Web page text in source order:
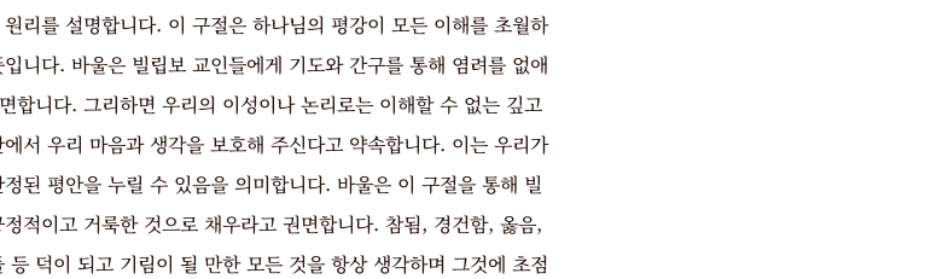
리를 설명합니다. 이 구절은 하나님의 평강이 모든 이해를 초월하
니다. 바울은 빌립보 교인들에게 기도와 간구를 통해 염려를 없애
합니다. 그리하면 우리의 이성이나 논리로는 이해할 수 없는 깊고
서 우리 마음과 생각을 보호해 주신다고 약속합니다. 이는 우리가
된 평안을 누릴 수 있음을 의미합니다. 바울은 이 구절을 통해 빌
적이고 거룩한 것으로 채우라고 권면합니다. 참됨, 경건함, 옳음,
덕이 되고 기림이 될 만한 모든 것을 항상 생각하며 그것에 초점